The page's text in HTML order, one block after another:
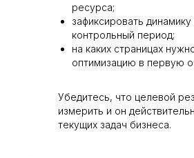
ресурса;
зафиксировать динамику
контрольный период;
на каких страницах
оптимизацию в первую
Убедитесь, что целевой
измерить и он
текущих задач бизнеса.